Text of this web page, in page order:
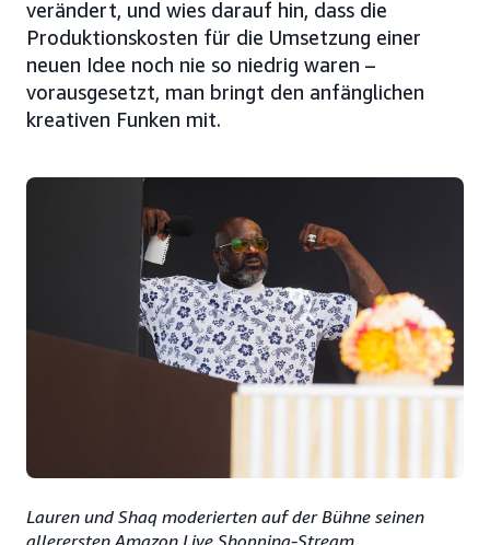
verändert, und wies darauf hin, dass die
Produktionskosten für die Umsetzung einer
neuen Idee noch nie so niedrig waren –
vorausgesetzt, man bringt den anfänglichen
kreativen Funken mit.
Lauren und Shaq moderierten auf der Bühne seinen
allerersten Amazon Live Shopping-Stream.